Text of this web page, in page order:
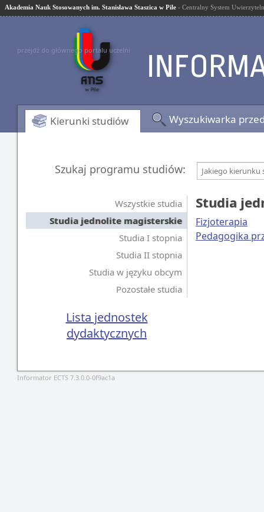
Akademia Nauk Stosowanych im. Stanisława Staszica w Pile - Centralny System
przejdź do głównego portalu uczelni
Kierunki studiów Wyszukiwarka
Szukaj programu studiów: Jakiego kierunku
Wszystkie studia
Studia jednolite magisterskie
Studia I stopnia
Studia II stopnia
Studia w języku obcym
Pozostałe studia
Lista jednostek
dydaktycznych
Studia
Fizjoterapia
Pedagogika
Informator ECTS 7.3.0.0-0f9ac1a